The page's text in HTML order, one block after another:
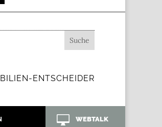
ENTSCHEIDER
 WEBTALK